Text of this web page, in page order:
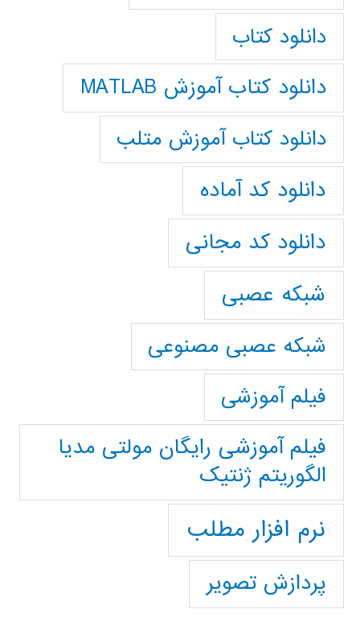
دانلود کتاب
دانلود کتاب آموزش MATLAB
دانلود کتاب آموزش متلب
دانلود کد آماده
دانلود کد مجانی
شبکه عصبی
شبکه عصبی مصنوعی
فیلم آموزشی
فیلم آموزشی رایگان مولتی مدیا
الگوریتم ژنتیک
نرم افزار مطلب
پردازش تصویر